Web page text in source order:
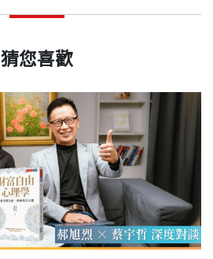
猜您喜歡